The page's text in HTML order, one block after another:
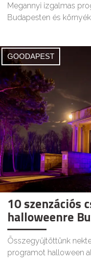
Megannyi izgalmas
Budapesten és
GOODAPEST
10 szenzációs
halloweenre
Összegyűjtöttünk
programot halloween